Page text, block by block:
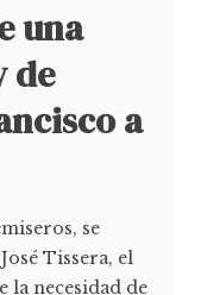
una
de
a
se
Tissera, el
la necesidad de